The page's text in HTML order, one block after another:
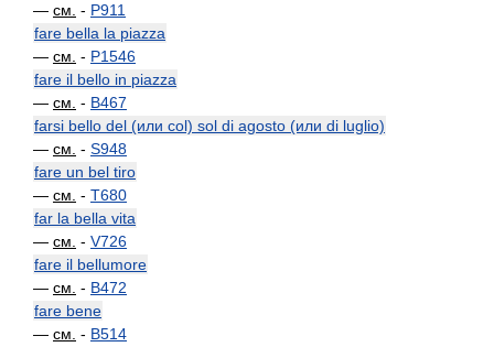
— см. - P911
fare bella la piazza
— см. - P1546
fare il bello in piazza
— см. - B467
farsi bello del (или col) sol di agosto (или di luglio)
— см. - S948
fare un bel tiro
— см. - T680
far la bella vita
— см. - V726
fare il bellumore
— см. - B472
fare bene
— см. - B514